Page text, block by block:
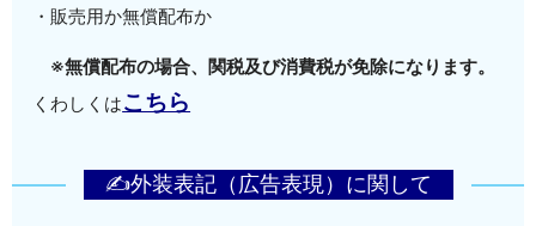
・販売用か無償配布か
※無償配布の場合、関税及び消費税が免除になります。
くわしくはこちら
✍外装表記（広告表現）に関して